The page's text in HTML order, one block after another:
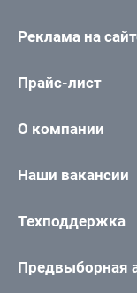
Реклама на
Прайс-лист
О компании
Наши вакансии
Техподдержка
Предвыборная